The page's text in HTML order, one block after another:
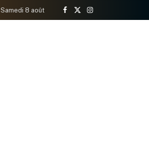
Samedi 8 août
Facebook
X
Instagram